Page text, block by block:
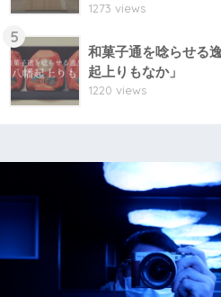
1273 views
5
和菓子通を唸らせる
起上りもなか」
1220 views